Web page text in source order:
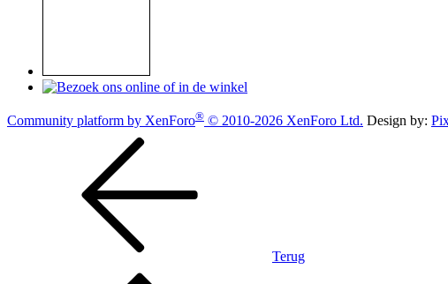
Community platform by XenForo® © 2010-2026 XenForo Ltd. Design by:
Terug